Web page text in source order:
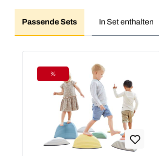
Passende Sets In Set enthalten
Rabatt
%